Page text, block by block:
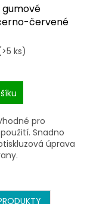
červené
ks)
pro
Snadno
úprava